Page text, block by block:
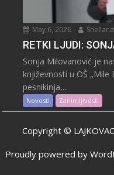
May 6, 2026
RETKI LJUDI:
Sonja Milovanović je
književnosti u OŠ „Mile
pesnikinja,...
Novosti Zanimljivosti
Copyright ©
Proudly powered by